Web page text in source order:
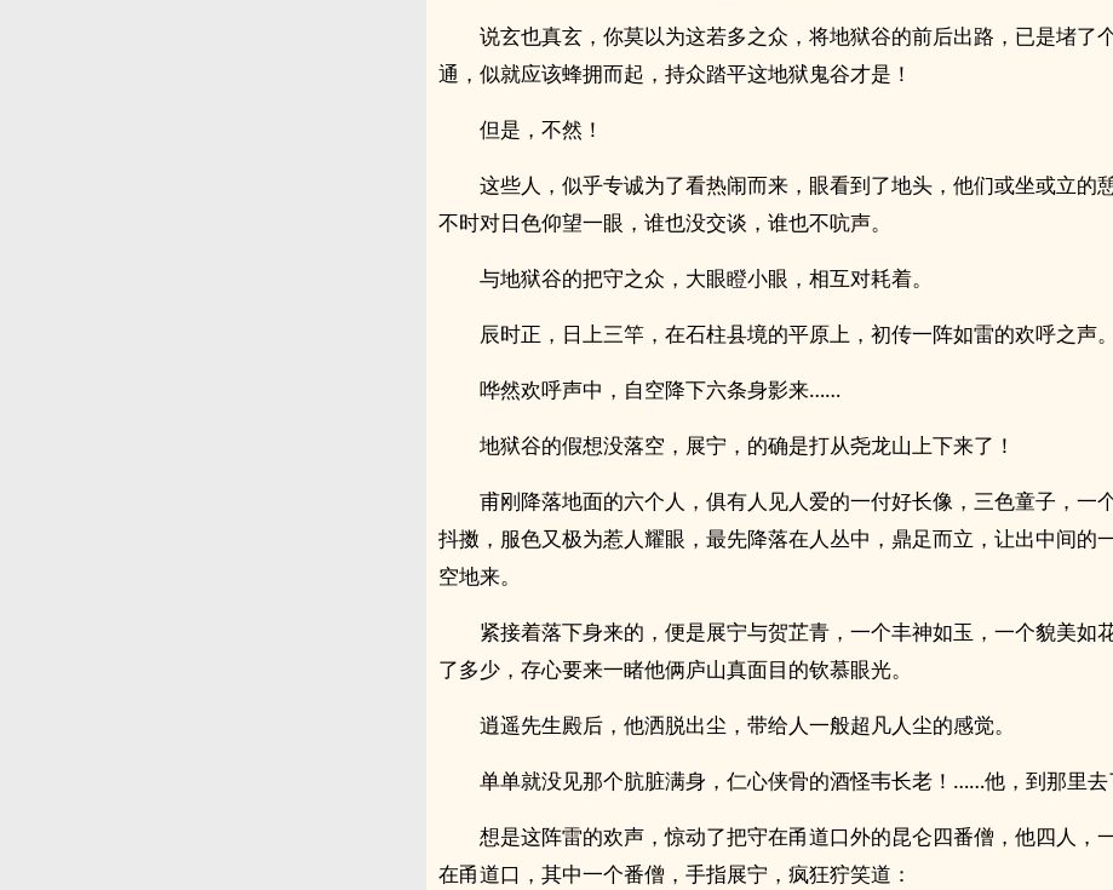
说玄也真玄，你莫以为这若多之众，将地狱谷的前后出路，已是堵了
通，似就应该蜂拥而起，持众踏平这地狱鬼谷才是！
但是，不然！
这些人，似乎专诚为了看热闹而来，眼看到了地头，他们或坐或立的
不时对日色仰望一眼，谁也没交谈，谁也不吭声。
与地狱谷的把守之众，大眼瞪小眼，相互对耗着。
辰时正，日上三竿，在石柱县境的平原上，初传一阵如雷的欢呼之声。
哗然欢呼声中，自空降下六条身影来……
地狱谷的假想没落空，展宁，的确是打从尧龙山上下来了！
甫刚降落地面的六个人，俱有人见人爱的一付好长像，三色童子，一
抖擞，服色又极为惹人耀眼，最先降落在人丛中，鼎足而立，让出中间的
空地来。
紧接着落下身来的，便是展宁与贺芷青，一个丰神如玉，一个貌美如
了多少，存心要来一睹他俩庐山真面目的钦慕眼光。
逍遥先生殿后，他洒脱出尘，带给人一般超凡人尘的感觉。
单单就没见那个肮脏满身，仁心侠骨的酒怪韦长老！……他，到那里去
想是这阵雷的欢声，惊动了把守在甬道口外的昆仑四番僧，他四人，
在甬道口，其中一个番僧，手指展宁，疯狂狞笑道：